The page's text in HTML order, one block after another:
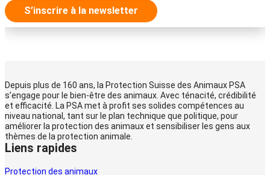
S’inscrire à la newsletter
Depuis plus de 160 ans, la Protection Suisse des Animaux PSA
s’engage pour le bien-être des animaux. Avec ténacité, crédibilité
et efficacité. La PSA met à profit ses solides compétences au
niveau national, tant sur le plan technique que politique, pour
améliorer la protection des animaux et sensibiliser les gens aux
thèmes de la protection animale.
Liens rapides
Protection des animaux